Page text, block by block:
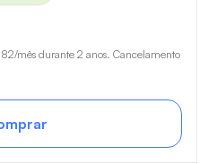
/mês durante 2 anos. Cancelamento